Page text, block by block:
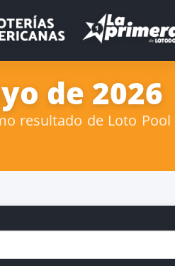
de 2026
resultado de Loto